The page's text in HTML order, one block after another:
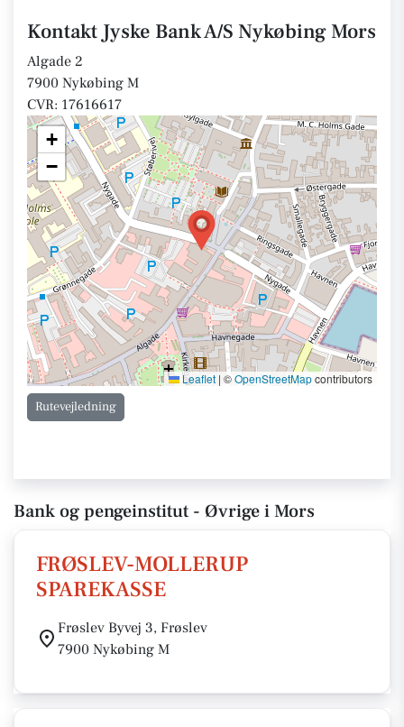
Kontakt Jyske Bank A/S Nykøbing Mors
Algade 2
7900 Nykøbing M
CVR: 17616617
+
−
Leaflet | ©OpenStreetMapcontributors
Rutevejledning
Bank og pengeinstitut - Øvrige i Mors
FRØSLEV-MOLLERUP
SPAREKASSE
Frøslev Byvej 3, Frøslev
7900 Nykøbing M